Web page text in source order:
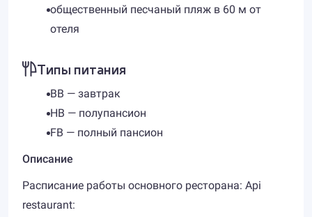
общественный песчаный пляж в 60 м от
отеля
Типы питания
BB — завтрак
HB — полупансион
FB — полный пансион
Описание
Расписание работы основного ресторана: Api
restaurant: